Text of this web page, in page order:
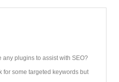
any plugins to assist with SEO?
for some targeted keywords but